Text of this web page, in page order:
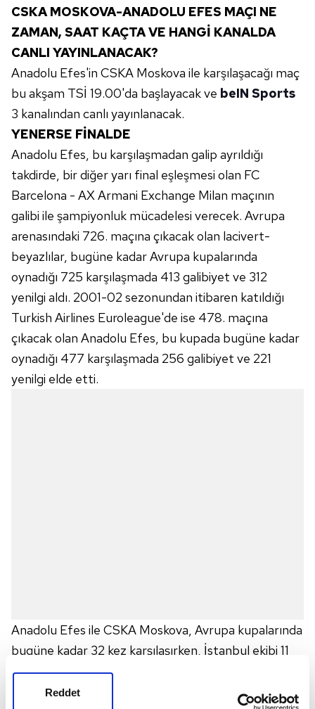
Reddet
CSKA MOSKOVA-ANADOLU EFES MAÇI NE
ZAMAN, SAAT KAÇTA VE HANGİ KANALDA
CANLI YAYINLANACAK?
Anadolu Efes'in CSKA Moskova ile karşılaşacağı maç
bu akşam TSİ 19.00'da başlayacak ve beIN Sports
3 kanalından canlı yayınlanacak.
YENERSE FİNALDE
Anadolu Efes, bu karşılaşmadan galip ayrıldığı
takdirde, bir diğer yarı final eşleşmesi olan FC
Barcelona - AX Armani Exchange Milan maçının
galibi ile şampiyonluk mücadelesi verecek. Avrupa
arenasındaki 726. maçına çıkacak olan lacivert-
beyazlılar, bugüne kadar Avrupa kupalarında
oynadığı 725 karşılaşmada 413 galibiyet ve 312
yenilgi aldı. 2001-02 sezonundan itibaren katıldığı
Turkish Airlines Euroleague'de ise 478. maçına
çıkacak olan Anadolu Efes, bu kupada bugüne kadar
oynadığı 477 karşılaşmada 256 galibiyet ve 221
yenilgi elde etti.
Anadolu Efes ile CSKA Moskova, Avrupa kupalarında
bugüne kadar 32 kez karşılaşırken, İstanbul ekibi 11
galibiyet ve 21 mağlubiyet aldı. İki ekip arasında FIBA
organizasyonlarında oynanan yedi maçta Efes 6